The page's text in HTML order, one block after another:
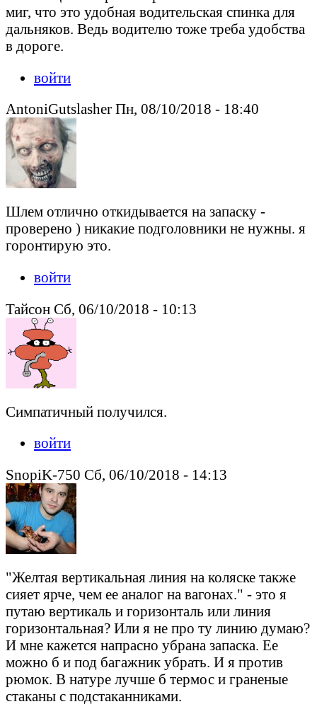
миг, что это удобная водительская спинка для
дальняков. Ведь водителю тоже треба удобства
в дороге.
войти
AntoniGutslasher Пн, 08/10/2018 - 18:40
Шлем отлично откидывается на запаску -
проверено ) никакие подголовники не нужны. я
горонтирую это.
войти
Тайсон Сб, 06/10/2018 - 10:13
Симпатичный получился.
войти
SnopiK-750 Сб, 06/10/2018 - 14:13
"Желтая вертикальная линия на коляске также
сияет ярче, чем ее аналог на вагонах." - это я
путаю вертикаль и горизонталь или линия
горизонтальная? Или я не про ту линию думаю?
И мне кажется напрасно убрана запаска. Ее
можно б и под багажник убрать. И я против
рюмок. В натуре лучше б термос и граненые
стаканы с подстаканниками.